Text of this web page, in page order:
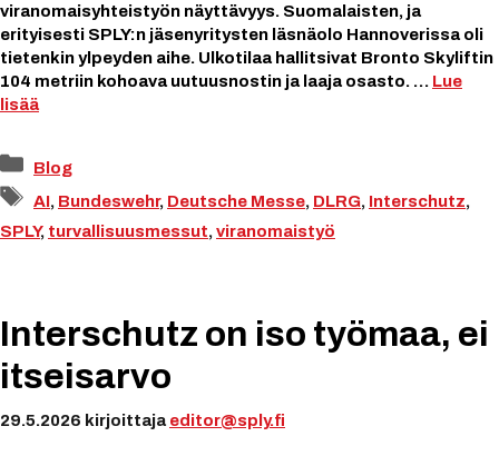
viranomaisyhteistyön näyttävyys. Suomalaisten, ja
erityisesti SPLY:n jäsenyritysten läsnäolo Hannoverissa oli
tietenkin ylpeyden aihe. Ulkotilaa hallitsivat Bronto Skyliftin
104 metriin kohoava uutuusnostin ja laaja osasto. … Lue
lisää
Kategoriat
Blog
Avainsanat
AI, Bundeswehr, Deutsche Messe, DLRG, Interschutz,
SPLY, turvallisuusmessut, viranomaistyö
Interschutz on iso työmaa, ei
itseisarvo
29.5.2026 kirjoittaja editor@sply.fi